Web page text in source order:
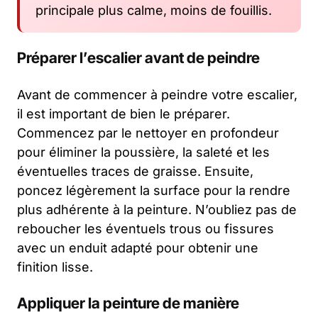
principale plus calme, moins de fouillis.
Préparer l’escalier avant de peindre
Avant de commencer à peindre votre escalier,
il est important de bien le préparer.
Commencez par le nettoyer en profondeur
pour éliminer la poussière, la saleté et les
éventuelles traces de graisse. Ensuite,
poncez légèrement la surface pour la rendre
plus adhérente à la peinture. N’oubliez pas de
reboucher les éventuels trous ou fissures
avec un enduit adapté pour obtenir une
finition lisse.
Appliquer la peinture de manière